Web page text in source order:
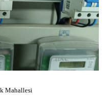
Mahallesi